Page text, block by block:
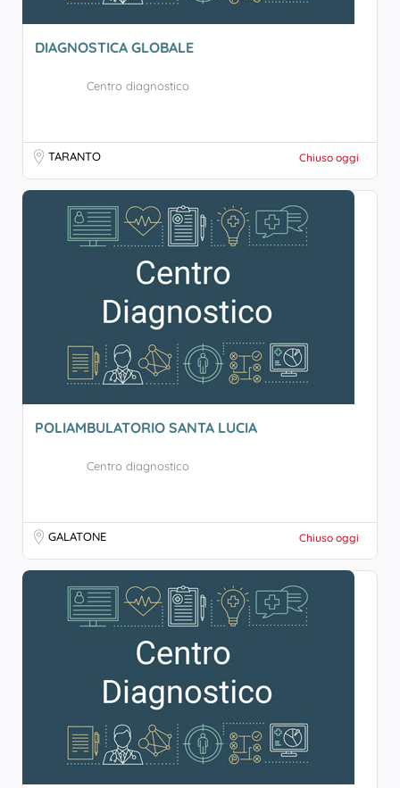
DIAGNOSTICA GLOBALE
Centro diagnostico
TARANTO Chiuso oggi
POLIAMBULATORIO SANTA LUCIA
Centro diagnostico
GALATONE Chiuso oggi